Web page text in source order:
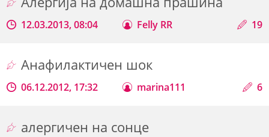
12.03.2013, 08:04 Felly RR 19
Анафилактичен шок
06.12.2012, 17:32 marina111 6
алергичен на сонце